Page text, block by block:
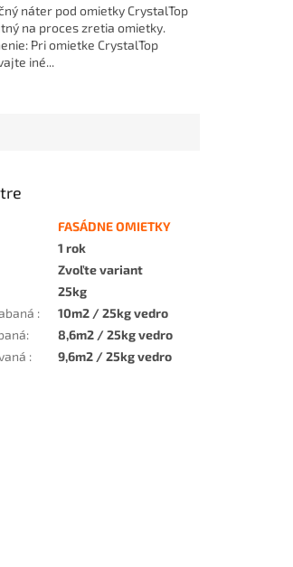
náter pod omietky CrystalTop
na proces zretia omietky.
Pri omietke CrystalTop
iné...
FASÁDNE OMIETKY
1 rok
Zvoľte variant
25kg
:
10m2 / 25kg vedro
:
8,6m2 / 25kg vedro
: 9,6m2 / 25kg vedro